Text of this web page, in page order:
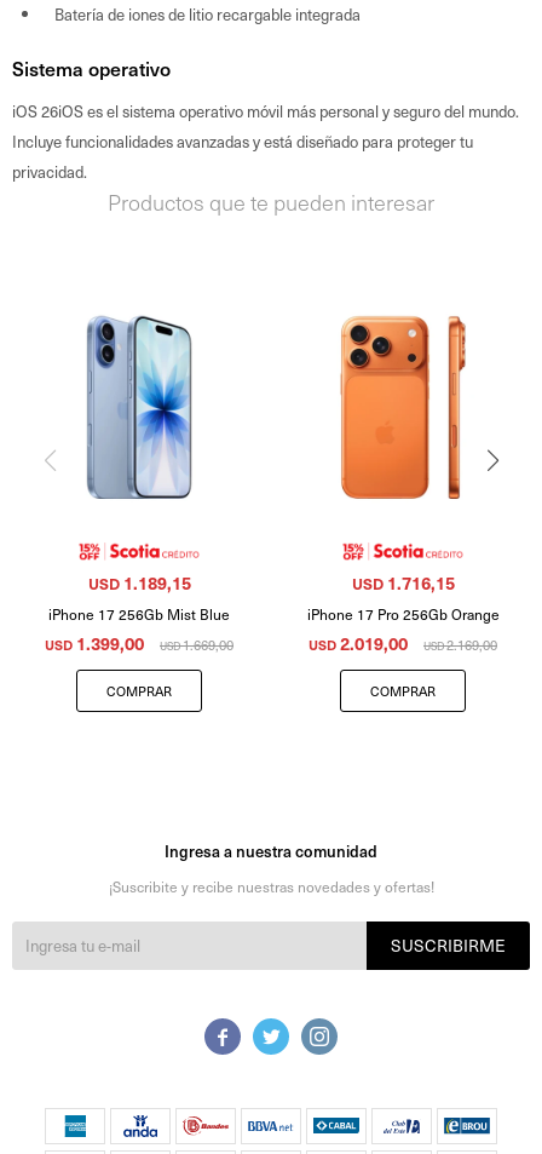
Batería de iones de litio recargable integrada
Sistema operativo
iOS 26iOS es el sistema operativo móvil más personal y seguro del mundo.
Incluye funcionalidades avanzadas y está diseñado para proteger tu
privacidad.
Productos que te pueden interesar
iPhone 17 256Gb Mist Blue
USD 1.399,00 USD1.669,00
USD 1.189,15
iPhone 17 Pro 256Gb Orange
USD2.019,00 USD2.169,00
USD 1.716,15
  
Ingresa a nuestra comunidad
¡Suscribite y recibe nuestras novedades y ofertas!
SUSCRIBIRME